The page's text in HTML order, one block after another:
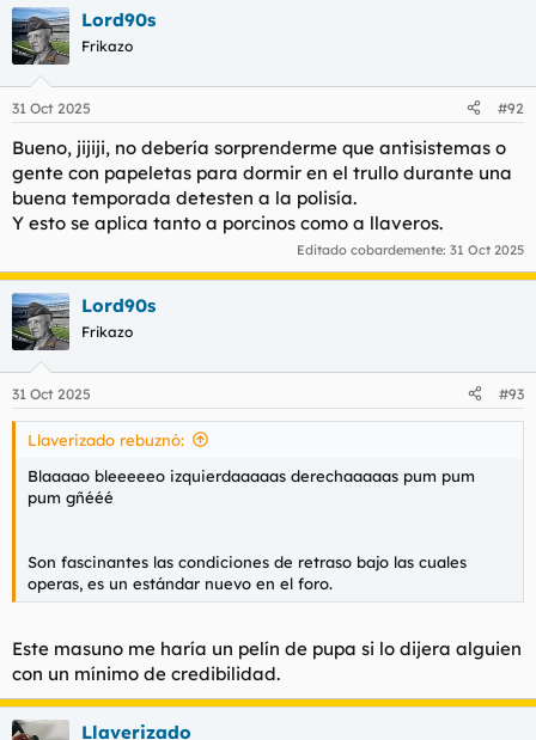
Lord90s
Frikazo
31 Oct 2025 #92
Bueno, jijiji, no debería sorprenderme que antisistemas o
gente con papeletas para dormir en el trullo durante una
buena temporada detesten a la polisía.
Y esto se aplica tanto a porcinos como a llaveros.
Editado cobardemente: 31 Oct 2025
Lord90s
Frikazo
31 Oct 2025 #93
Llaverizado rebuznó:
Blaaaao bleeeeeo izquierdaaaaas derechaaaaas pum pum
pum gñééé
Son fascinantes las condiciones de retraso bajo las cuales
operas, es un estándar nuevo en el foro.
Este masuno me haría un pelín de pupa si lo dijera alguien
con un mínimo de credibilidad.
Llaverizado